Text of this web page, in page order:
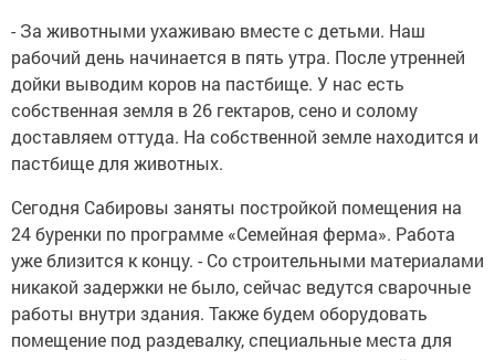
- За животными ухаживаю вместе с детьми. Наш
рабочий день начинается в пять утра. После утренней
дойки выводим коров на пастбище. У нас есть
собственная земля в 26 гектаров, сено и солому
доставляем оттуда. На собственной земле находится и
пастбище для животных.
Сегодня Сабировы заняты постройкой помещения на
24 буренки по программе «Семейная ферма». Работа
уже близится к концу. - Со строительными материалами
никакой задержки не было, сейчас ведутся сварочные
работы внутри здания. Также будем оборудовать
помещение под раздевалку, специальные места для